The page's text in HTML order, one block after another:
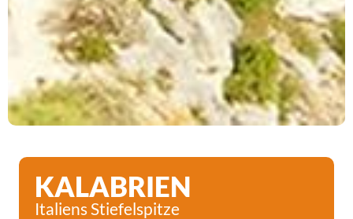
KALABRIEN
Italiens Stiefelspitze